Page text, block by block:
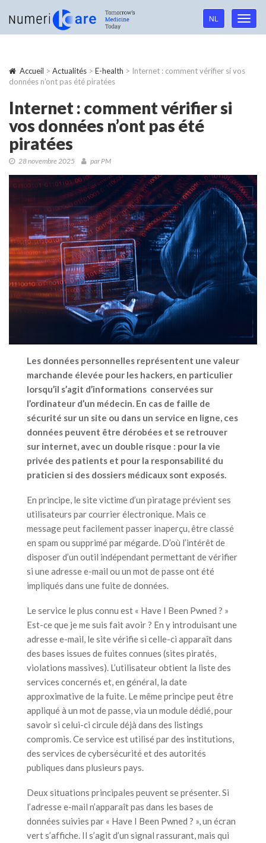
Language
navigation
NL
Accueil > Actualités > E-health > Internet : comment vérifier si vos
données n’ont pas été piratées
Internet : comment vérifier si
vos données n’ont pas été
piratées
28 novembre 2025 par PM
Les données personnelles représentent une valeur
marchande élevée pour les hackers, en particulier
lorsqu’il s’agit d’informations conservées sur
l’ordinateur d’un médecin. En cas de faille de
sécurité sur un site ou dans un service en ligne, ces
données peuvent être dérobées et se retrouver
sur internet, avec un double risque : pour la vie
privée des patients et pour la responsabilité du
praticien si des dossiers médicaux sont exposés.
En principe, le site victime d’un piratage prévient ses
utilisateurs par courrier électronique. Mais ce
message peut facilement passer inaperçu, être classé
en spam ou supprimé par mégarde. D’où l’intérêt de
disposer d’un outil indépendant permettant de vérifier
si une adresse e-mail ou un mot de passe ont été
impliqués dans une fuite de données.
Le service le plus connu est « Have I Been Pwned ? »
Est-ce que je me suis fait avoir ? En y introduisant une
adresse e-mail, le site vérifie si celle-ci apparaît dans
des bases issues de fuites connues (sites piratés,
violations massives). L’utilisateur obtient la liste des
services concernés et, en général, la date
approximative de la fuite. Le même principe peut être
appliqué à un mot de passe, via un module dédié, pour
savoir si celui-ci circule déjà dans des listings
compromis. Ce service est utilisé par des institutions,
des services de cybersécurité et des autorités
publiques dans plusieurs pays.
Deux situations principales peuvent se présenter. Si
l’adresse e-mail n’apparaît pas dans les bases de
données suivies par « Have I Been Pwned ? », un écran
vert s’affiche. Il s’agit d’un signal rassurant, mais qui